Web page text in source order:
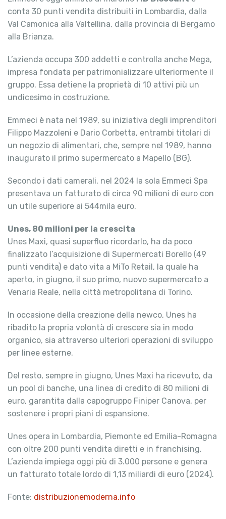
conta 30 punti vendita distribuiti in Lombardia, dalla
Val Camonica alla Valtellina, dalla provincia di Bergamo
alla Brianza.
L’azienda occupa 300 addetti e controlla anche Mega,
impresa fondata per patrimonializzare ulteriormente il
gruppo. Essa detiene la proprietà di 10 attivi più un
undicesimo in costruzione.
Emmeci è nata nel 1989, su iniziativa degli imprenditori
Filippo Mazzoleni e Dario Corbetta, entrambi titolari di
un negozio di alimentari, che, sempre nel 1989, hanno
inaugurato il primo supermercato a Mapello (BG).
Secondo i dati camerali, nel 2024 la sola Emmeci Spa
presentava un fatturato di circa 90 milioni di euro con
un utile superiore ai 544mila euro.
Unes, 80 milioni per la crescita
Unes Maxi, quasi superfluo ricordarlo, ha da poco
finalizzato l’acquisizione di Supermercati Borello (49
punti vendita) e dato vita a MiTo Retail, la quale ha
aperto, in giugno, il suo primo, nuovo supermercato a
Venaria Reale, nella città metropolitana di Torino.
In occasione della creazione della newco, Unes ha
ribadito la propria volontà di crescere sia in modo
organico, sia attraverso ulteriori operazioni di sviluppo
per linee esterne.
Del resto, sempre in giugno, Unes Maxi ha ricevuto, da
un pool di banche, una linea di credito di 80 milioni di
euro, garantita dalla capogruppo Finiper Canova, per
sostenere i propri piani di espansione.
Unes opera in Lombardia, Piemonte ed Emilia-Romagna
con oltre 200 punti vendita diretti e in franchising.
L’azienda impiega oggi più di 3.000 persone e genera
un fatturato totale lordo di 1,13 miliardi di euro (2024).
Fonte: distribuzionemoderna.info